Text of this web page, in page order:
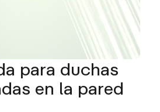
para duchas
en la pared